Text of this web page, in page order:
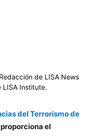
de LISA News
Institute.
del Terrorismo de
proporciona el